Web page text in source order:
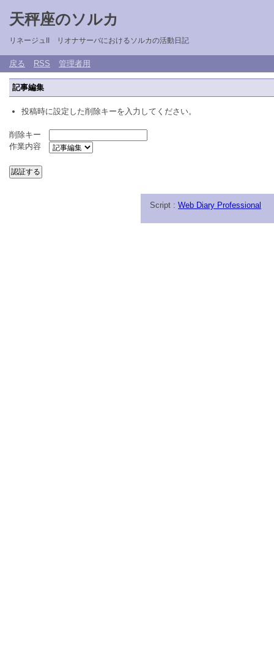
天秤座のソルカ
リネージュII リオナサーバにおけるソルカの活動日記
戻る RSS 管理者用
記事編集
投稿時に設定した削除キーを入力してください。
削除キー
作業内容
Script : Web Diary Professional